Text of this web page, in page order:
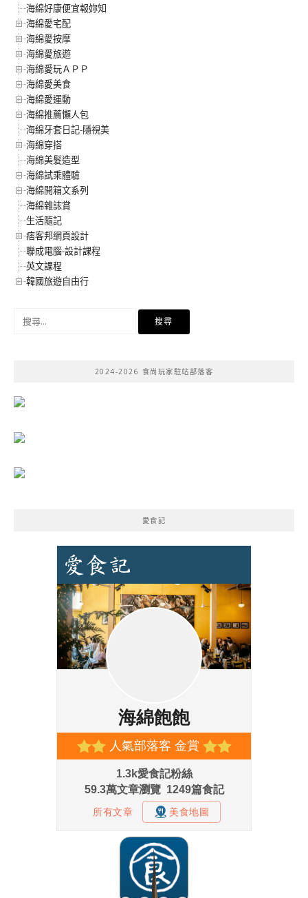
海綿好康便宜報妳知
海綿愛宅配
海綿愛按摩
海綿愛旅遊
海綿愛玩ＡＰＰ
海綿愛美食
海綿愛運動
海綿推薦懶人包
海綿牙套日記-隱視美
海綿穿搭
海綿美髮造型
海綿試乘體驗
海綿開箱文系列
海綿雜誌賞
生活隨記
痞客邦網頁設計
聯成電腦-設計課程
英文課程
韓國旅遊自由行
2024-2026 食尚玩家駐站部落客
愛食記